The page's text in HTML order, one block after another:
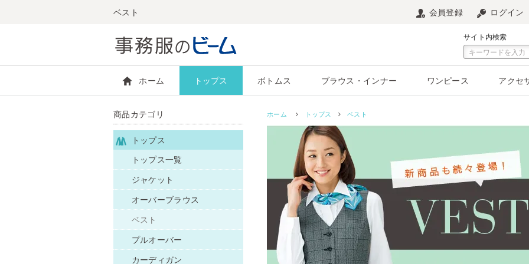
ベスト 会員登録 ログイン
サイト内検索
ホーム トップス ボトムス ブラウス・インナー ワンピース アクセ
ホーム トップス ベスト
商品カテゴリ
トップス
トップス一覧
ジャケット
オーバーブラウス
ベスト
プルオーバー
カーディガン